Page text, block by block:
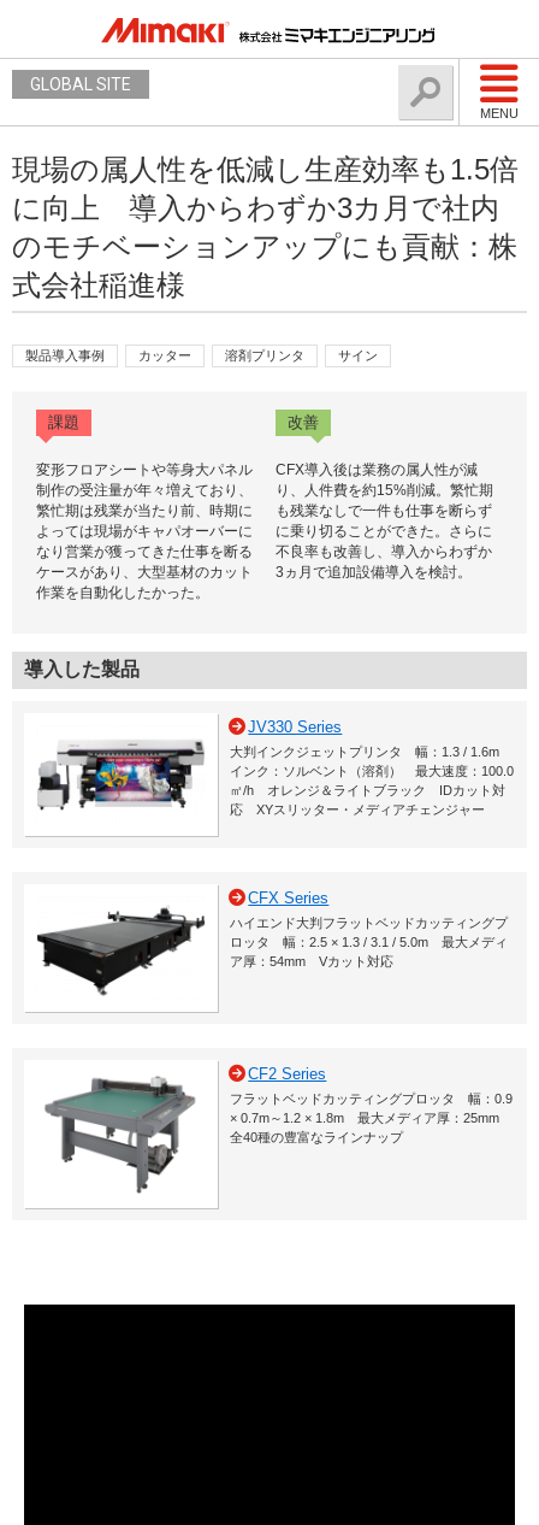
MENU
GLOBAL SITE
現場の属人性を低減し生産効率も1.5倍
に向上 導入からわずか3カ月で社内
のモチベーションアップにも貢献：株
式会社稲進様
製品導入事例 カッター 溶剤プリンタ サイン
課題 改善
変形フロアシートや等身大パネル
制作の受注量が年々増えており、
繁忙期は残業が当たり前、時期に
よっては現場がキャパオーバーに
なり営業が獲ってきた仕事を断る
ケースがあり、大型基材のカット
作業を自動化したかった。
CFX導入後は業務の属人性が減
り、人件費を約15%削減。繁忙期
も残業なしで一件も仕事を断らず
に乗り切ることができた。さらに
不良率も改善し、導入からわずか
3ヵ月で追加設備導入を検討。
導入した製品
JV330 Series
大判インクジェットプリンタ 幅：1.3 / 1.6m
インク：ソルベント（溶剤） 最大速度：100.0
㎡/h オレンジ＆ライトブラック IDカット対
応 XYスリッター・メディアチェンジャー
CFX Series
ハイエンド大判フラットベッドカッティングプ
ロッタ 幅：2.5 × 1.3 / 3.1 / 5.0m 最大メディ
ア厚：54mm Vカット対応
CF2 Series
フラットベッドカッティングプロッタ 幅：0.9
× 0.7m～1.2 × 1.8m 最大メディア厚：25mm
全40種の豊富なラインナップ